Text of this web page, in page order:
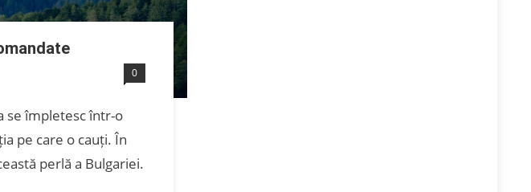
0
se împletesc într-o
pe care o cauți. În
perlă a Bulgariei.